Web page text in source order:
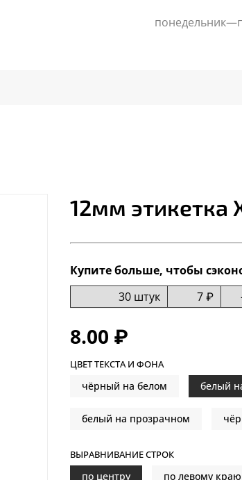
12мм этикетка
8.00 ₽
ЦВЕТ ТЕКСТА И ФОНА
чёрный на белом белый
белый на прозрачном
ВЫРАВНИВАНИЕ СТРОК
по центру по левому краю
Купите больше, чтобы
30 штук
7 ₽